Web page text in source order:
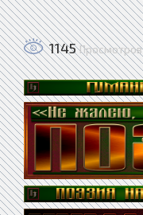
1145 Просмотров